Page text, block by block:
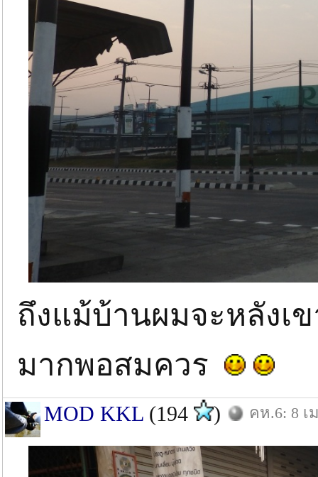
ถึงแม้บ้านผมจะหลังเ
มากพอสมควร
MOD KKL (194 ) คห.6: 8 เ